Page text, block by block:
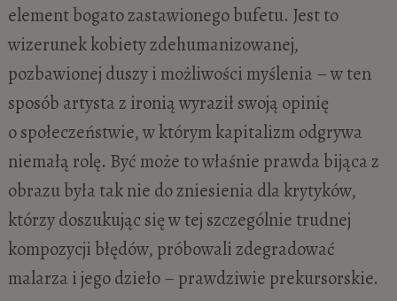
element bogato zastawionego bufetu. Jest to
wizerunek kobiety zdehumanizowanej,
pozbawionej duszy i możliwości myślenia – w ten
sposób artysta z ironią wyraził swoją opinię
o społeczeństwie, w którym kapitalizm odgrywa
niemałą rolę. Być może to właśnie prawda bijąca z
obrazu była tak nie do zniesienia dla krytyków,
którzy doszukując się w tej szczególnie trudnej
kompozycji błędów, próbowali zdegradować
malarza i jego dzieło – prawdziwie prekursorskie.